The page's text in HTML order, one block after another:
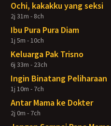
Ochi, kakakku yang seksi
2j 31m - 8ch
Ibu Pura Pura Diam
1j 5m - 10ch
Keluarga Pak Trisno
6j 33m - 23ch
Ingin Binatang Peliharaan
1j 10m - 7ch
Antar Mama ke Dokter
2j 0m - 7ch